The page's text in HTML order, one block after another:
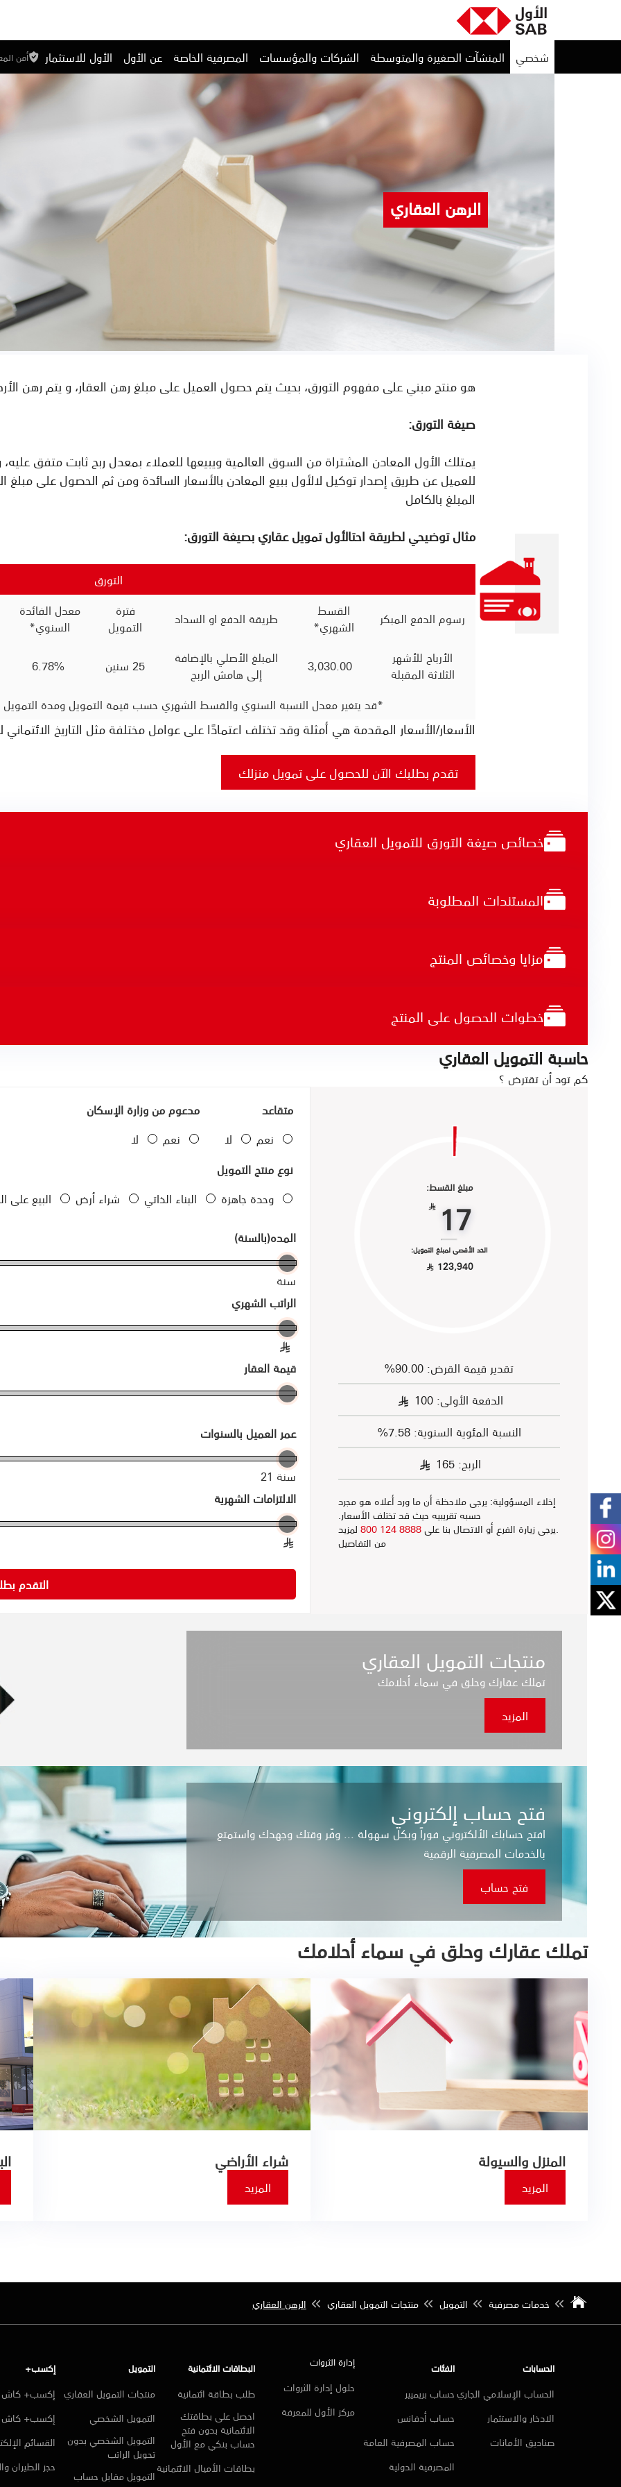
شخصي المنشآت الصغيرة والمتوسطة الشركات والمؤسسات المصرفية الخاصة عن الأول الأول للاستثمار أمن
الرهن العقاري
هو منتج مبني على مفهوم التورق، بحيث يتم حصول العميل على مبلغ رهن العقار، و يتم رهن
صيغة التورق:
يمتلك الأول المعادن المشتراة من السوق العالمية ويبيعها للعملاء بمعدل ربح ثابت متفق
للعميل عن طريق إصدار توكيل لالأول ببيع المعادن بالأسعار السائدة ومن ثم الحصول على
المبلغ بالكامل
مثال توضيحي لطريقة احتالأول تمويل عقاري بصيغة التورق:
التورق
رسوم الدفع المبكر
القسط
الشهري*
طريقة الدفع او السداد
فترة
التمويل
معدل الفائدة
السنوي*
الأرباح للأشهر
الثلاثة المقبلة
المبلغ الأصلي بالإضافة
إلى هامش الربح
25 سنين
6.78%
*قد يتغير معدل النسبة السنوي والقسط الشهري حسب قيمة التمويل ومدة التمويل
الأسعار/الأسعار المقدمة هي أمثلة وقد تختلف اعتمادًا على عوامل مختلفة مثل التاريخ الائتماني
تقدم بطلبك الآن للحصول على تمويل منزلك
خصائص صيغة التورق للتمويل العقاري
المستندات المطلوبة
مزايا وخصائص المنتج
خطوات الحصول على المنتج
حاسبة التمويل العقاري
كم تود أن تقترض ؟
مبلغ القسط:
17
§
الحد الأقصى لمبلغ التمويل:
123,940
§
تقدير قيمة القرض: 90.00%
الدفعة الأولى:
§
100
النسبة المئوية السنوية: 7.58%
الربح:
§ 165
إخلاء المسؤولية: يرجى ملاحظة أن ما ورد أعلاه هو مجرد
حسبه تقريبيه حيث قد تختلف الأسعار.
.يرجى زيارة الفرع أو الاتصال بنا على8888 124 800 لمزيد
من التفاصيل
متقاعد
مدعوم من وزارة الإسكان
نوع منتج التمويل
المده(بالسنة)
سنة
الراتب الشهري
§
قيمة العقار
عمر العميل بالسنوات
21 سنة
الالتزامات الشهرية
§
التقدم
منتجات التمويل العقاري
تملك عقارك وحلق في سماء أحلامك
المزيد
فتح حساب إلكتروني
افتح حسابك الألكتروني فوراً وبكل سهولة ... وفّر وقتك وجهدك واستمتع
بالخدمات المصرفية الرقمية
فتح حساب
تملك عقارك وحلق في سماء أحلامك
المنزل والسيولة
المزيد
شراء الأراضي
المزيد
خدمات مصرفية التمويل منتجات التمويل العقاري الرهن العقاري
الحسابات
الحساب الإسلامي الجاري
الادخار والاستثمار
صناديق الأمانات
الفئات
حساب بريميير
حساب أدفانس
حساب المصرفية العامة
المصرفية الدولية
إدارة الثروات
حلول إدارة الثروات
مركز الأول للمعرفة
البطاقات الائتمانية
طلب بطاقة ائتمانية
احصل على بطاقتك
الائتمانية بدون فتح
حساب بنكي مع الأول
بطاقات الأميال الائتمانية
التمويل
منتجات التمويل العقاري
التمويل الشخصي
التمويل الشخصي بدون
تحويل الراتب
التمويل مقابل حساب
إكسب+
إكسب+ كاش
إكسب+ كاش
القسائم
حجز الطيران